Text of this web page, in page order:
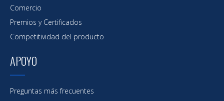
Comercio
Premios y Certificados
Competitividad del producto
APOYO
Preguntas más frecuentes